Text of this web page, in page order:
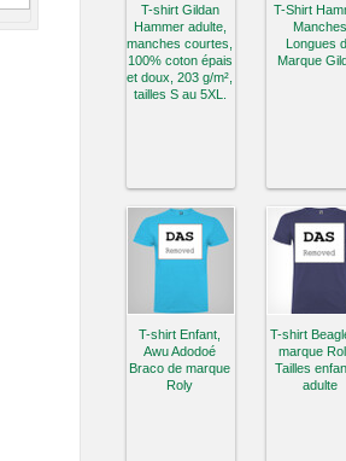
T-shirt Gildan
Hammer adulte,
manches courtes,
100% coton épais
et doux, 203 g/m²,
tailles S au 5XL.
T-Shirt
Manches
Longues
Marque
T-shirt Enfant,
Awu Adodoé
Braco de marque
Roly
T-shirt
marque
Tailles
adulte